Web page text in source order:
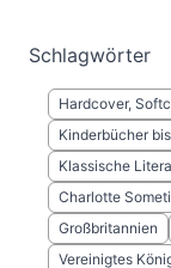
Schlagwörter
Hardcover,
Kinderbücher
Klassische
Charlotte
Großbritannien
Vereinigtes